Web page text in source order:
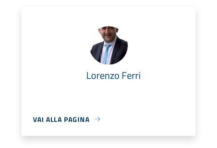
Lorenzo Ferri
VAI ALLA PAGINA